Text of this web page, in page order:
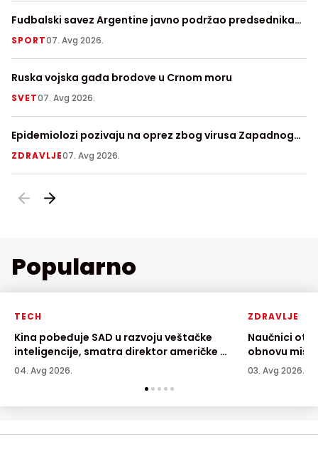
Fudbalski savez Argentine javno podržao predsednika
FIFA Đanija Infantina
SPORT07. Avg 2026.
Ruska vojska gađa brodove u Crnom moru
SVET07. Avg 2026.
Epidemiolozi pozivaju na oprez zbog virusa Zapadnog
Nila
ZDRAVLJE07. Avg 2026.
Popularno
TECH
Kina pobeđuje SAD u razvoju veštačke
inteligencije, smatra direktor američke AI
kompanije
04. Avg 2026.
ZDRAVLJE
Naučnici
obnovu
03. Avg 2026.